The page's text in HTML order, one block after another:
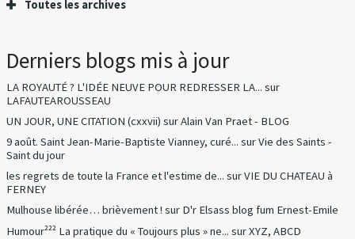
Toutes les archives
Derniers blogs mis à jour
LA ROYAUTÉ ? L'IDÉE NEUVE POUR REDRESSER LA... sur
LAFAUTEAROUSSEAU
UN JOUR, UNE CITATION (cxxvii) surAlain Van Praet - BLOG
9 août. Saint Jean-Marie-Baptiste Vianney, curé... surVie des Saints -
Saint du jour
les regrets de toute la France et l'estime de... surVIE DU CHATEAU à
FERNEY
Mulhouse libérée… brièvement ! sur D'r Elsass blog fum Ernest-Emile
Humour²²² La pratique du « Toujours plus » ne... surXYZ, ABCD